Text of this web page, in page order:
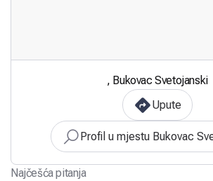
, Bukovac Svetojanski
Upute
Profil u mjestu Bukovac
Najčešća pitanja